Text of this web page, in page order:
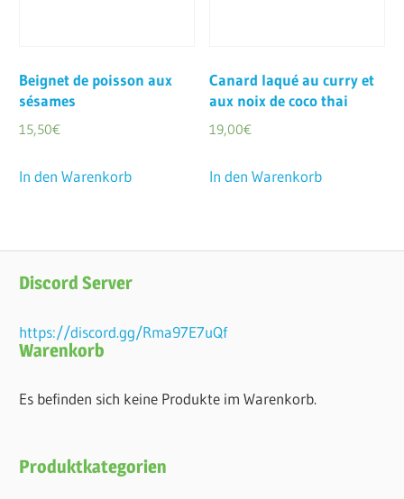
Beignet de poisson aux
sésames
15,50€
In den Warenkorb
Canard laqué au curry et
aux noix de coco thai
19,00€
In den Warenkorb
Discord Server
https://discord.gg/Rma97E7uQf
Warenkorb
Es befinden sich keine Produkte im Warenkorb.
Produktkategorien